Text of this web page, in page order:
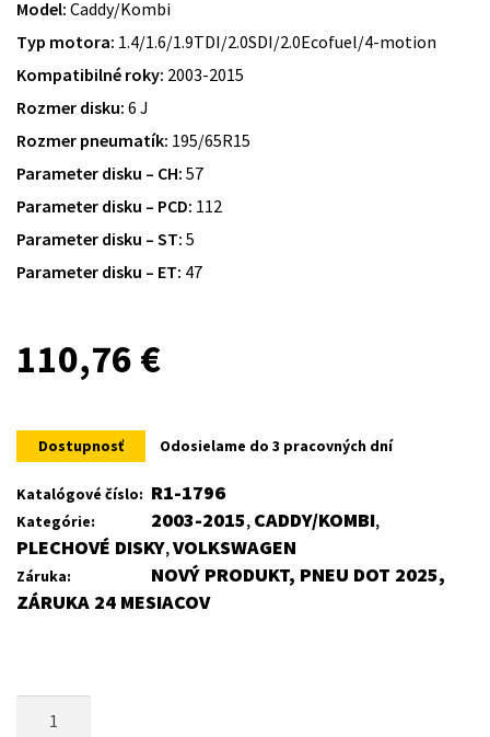
Model: Caddy/Kombi
Typ motora: 1.4/1.6/1.9TDI/2.0SDI/2.0Ecofuel/4-motion
Kompatibilné roky: 2003-2015
Rozmer disku: 6 J
Rozmer pneumatík: 195/65R15
Parameter disku – CH: 57
Parameter disku – PCD: 112
Parameter disku – ST: 5
Parameter disku – ET: 47
110,76 €
Dostupnosť Odosielame do 3 pracovných dní
Katalógové číslo: R1-1796
Kategórie: 2003-2015, CADDY/KOMBI,
PLECHOVÉ DISKY,VOLKSWAGEN
Záruka:
NOVÝ PRODUKT, PNEU DOT 2025,
ZÁRUKA 24 MESIACOV